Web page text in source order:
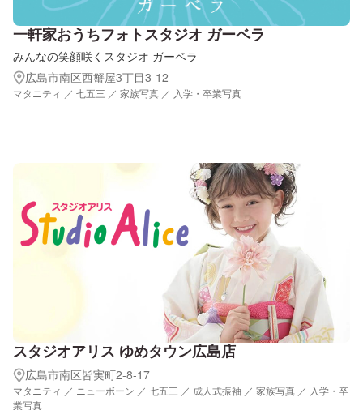
一軒家おうちフォトスタジオ ガーベラ
みんなの笑顔咲くスタジオ ガーベラ
広島市南区西蟹屋3丁目3-12
マタニティ ／ 七五三 ／ 家族写真 ／ 入学・卒業写真
スタジオアリス ゆめタウン広島店
広島市南区皆実町2-8-17
マタニティ ／ ニューボーン ／ 七五三 ／ 成人式振袖 ／ 家族写真 ／ 入学・卒
業写真